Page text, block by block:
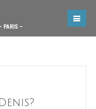
PARIS –